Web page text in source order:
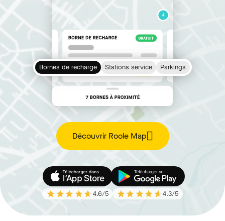
Bornes de recharge Stations service Parkings
Découvrir Roole Map
4.6/5 4.3/5